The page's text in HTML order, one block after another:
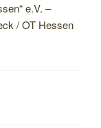
e.V. –
/ OT Hessen